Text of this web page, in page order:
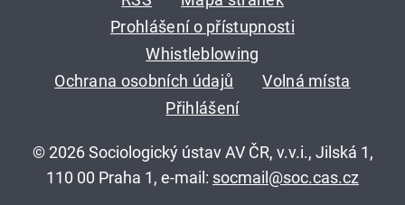
Prohlášení o přístupnosti
Whistleblowing
Ochrana osobních údajů
Volná místa
Přihlášení
© 2026 Sociologický ústav AV ČR, v.v.i., Jilská 1,
110 00 Praha 1, e-mail: socmail@soc.cas.cz